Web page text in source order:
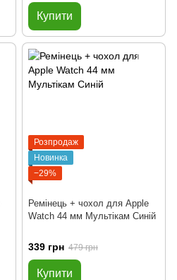
Купити
Розпродаж
Новинка
−29%
Ремінець + чохол для Apple
Watch 44 мм Мультікам Синій
339 грн 479 грн
Купити